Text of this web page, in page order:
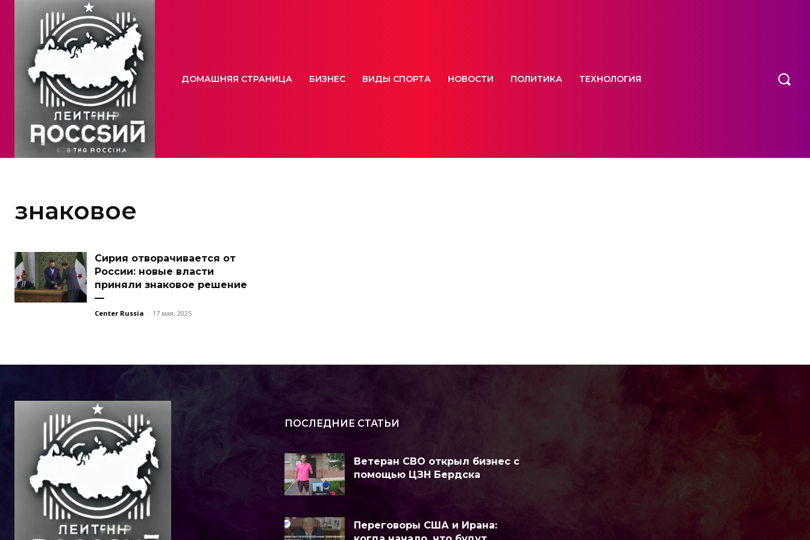
ДОМАШНЯЯ СТРАНИЦА БИЗНЕС ВИДЫ СПОРТА НОВОСТИ ПОЛИТИКА ТЕХНОЛОГИЯ
знаковое
Сирия отворачивается от
России: новые власти
приняли знаковое решение
—
Center Russia - 17 мая, 2025
ПОСЛЕДНИЕ СТАТЬИ
Ветеран СВО открыл бизнес с
помощью ЦЗН Бердска
Переговоры США и Ирана: